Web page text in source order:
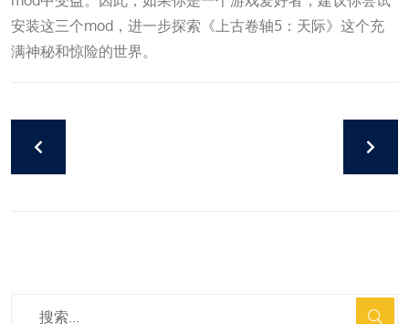
安装这三个mod，进一步探索《上古卷轴5：天际》这个充
满神秘和惊险的世界。